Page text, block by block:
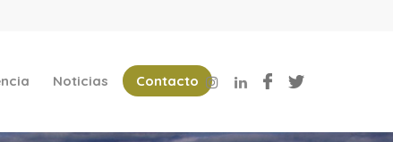
Noticias Contacto